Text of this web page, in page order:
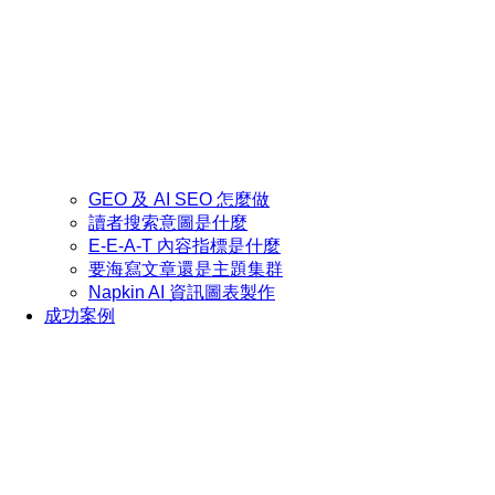
GEO 及 AI SEO 怎麼做
讀者搜索意圖是什麼
E-E-A-T 內容指標是什麼
要海寫文章還是主題集群
Napkin AI 資訊圖表製作
成功案例